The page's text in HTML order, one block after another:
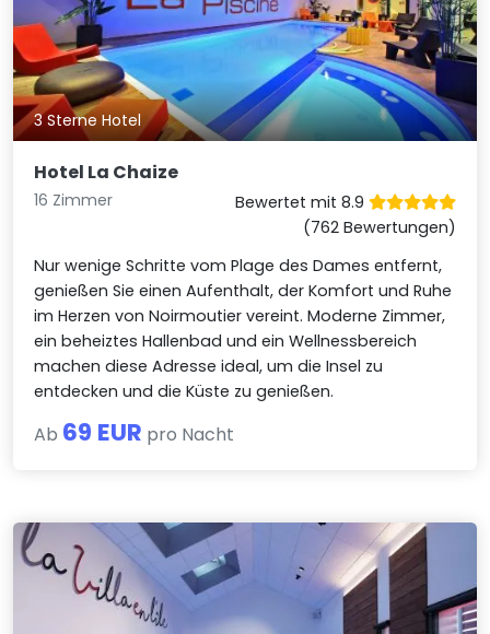
3 Sterne Hotel
Hotel La Chaize
16 Zimmer
Bewertet mit 8.9
(762 Bewertungen)
Nur wenige Schritte vom Plage des Dames entfernt,
genießen Sie einen Aufenthalt, der Komfort und Ruhe
im Herzen von Noirmoutier vereint. Moderne Zimmer,
ein beheiztes Hallenbad und ein Wellnessbereich
machen diese Adresse ideal, um die Insel zu
entdecken und die Küste zu genießen.
Ab 69 EUR pro Nacht